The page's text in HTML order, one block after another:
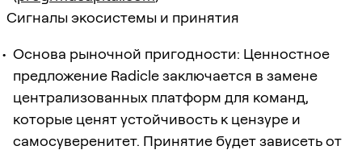
Сигналы экосистемы и принятия
Основа рыночной пригодности: Ценностное
предложение Radicle заключается в замене
централизованных платформ для команд,
которые ценят устойчивость к цензуре и
самосуверенитет. Принятие будет зависеть от